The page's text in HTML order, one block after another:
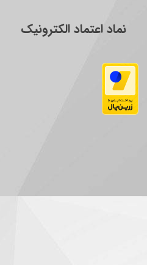
نماد اعتماد الکترونیک